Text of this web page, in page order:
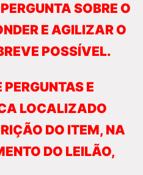
SOBRE O
E AGILIZAR O
POSSÍVEL.
E
LOCALIZADO
DO ITEM, NA
DO LEILÃO,